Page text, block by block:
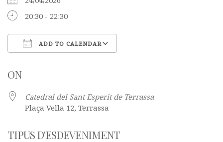
20:30 - 22:30
ADD TO CALENDAR
ON
Catedral del Sant Esperit de Terrassa
Plaça Vella 12, Terrassa
TIPUS D'ESDEVENIMENT